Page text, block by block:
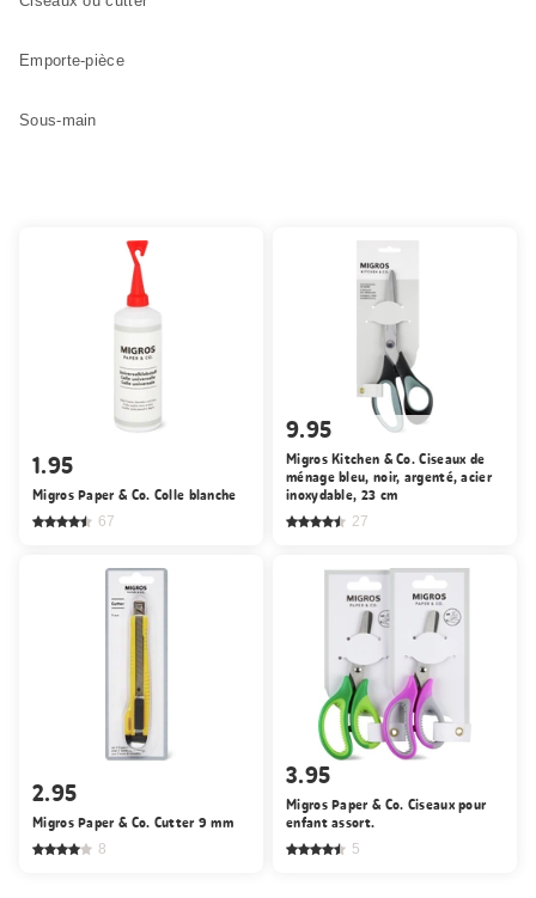
Emporte-pièce
Sous-main
1.95
Migros Paper & Co. Colle blanche
67
9.95
Migros Kitchen & Co. Ciseaux de
ménage bleu, noir, argenté, acier
inoxydable, 23 cm
27
2.95
Migros Paper & Co. Cutter 9 mm
8
3.95
Migros Paper & Co. Ciseaux pour
enfant assort.
5